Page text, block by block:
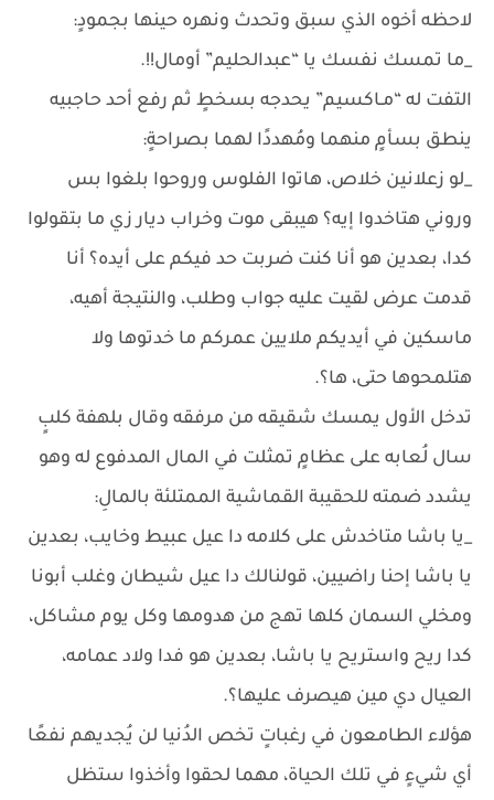
لاحظه أخوه الذي سبق وتحدث ونهره حينها بجمودٍ:
_ما تمسك نفسك يا “عبدالحليم” أومال!!.
التفت له “مـاكسيم” يحدجه بسخطٍ ثم رفع أحد حاجبيه
ينطق بسأمٍ منهما ومُهددًا لهما بصراحةٍ:
_لو زعلانين خلاص، هاتوا الفلوس وروحوا بلغوا بس
وروني هتاخدوا إيه؟ هيبقى موت وخراب ديار زي ما بتقولوا
كدا، بعدين هو أنا كنت ضربت حد فيكم على أيده؟ أنا
قدمت عرض لقيت عليه جواب وطلب، والنتيجة أهيه،
ماسكين في أيديكم ملايين عمركم ما خدتوها ولا
هتلمحوها حتى، ها؟.
تدخل الأول يمسك شقيقه من مرفقه وقال بلهفة كلبٍ
سال لُعابه على عظامٍ تمثلت في المال المدفوع له وهو
يشدد ضمته للحقيبة القماشية الممتلئة بالمالِ:
_يا باشا متاخدش على كلامه دا عيل عبيط وخايب، بعدين
يا باشا إحنا راضيين، قولنالك دا عيل شيطان وغلب أبونا
ومخلي السمان كلها تهج من هدومها وكل يوم مشاكل،
كدا ريح واستريح يا باشا، بعدين هو فدا ولاد عمامه،
العيال دي مين هيصرف عليها؟.
هؤلاء الطامعون في رغباتٍ تخص الدُنيا لن يُجديهم نفعًا
أي شيءٍ في تلك الحياة، مهما لحقوا وأخذوا ستظل